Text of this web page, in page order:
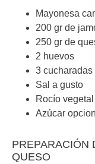
Mayonesa
200 gr de
250 gr de
2 huevos
3
Sal a gusto
Rocío
Azúcar
PREPARACIÓN
QUESO